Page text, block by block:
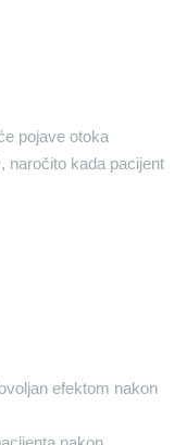
pojave otoka
naročito kada pacijent
efektom nakon